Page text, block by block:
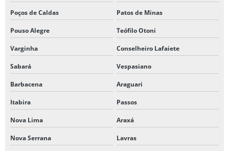
Poços de Caldas Patos de Minas
Pouso Alegre Teófilo Otoni
Varginha Conselheiro Lafaiete
Sabará Vespasiano
Barbacena Araguari
Itabira Passos
Nova Lima Araxá
Nova Serrana Lavras